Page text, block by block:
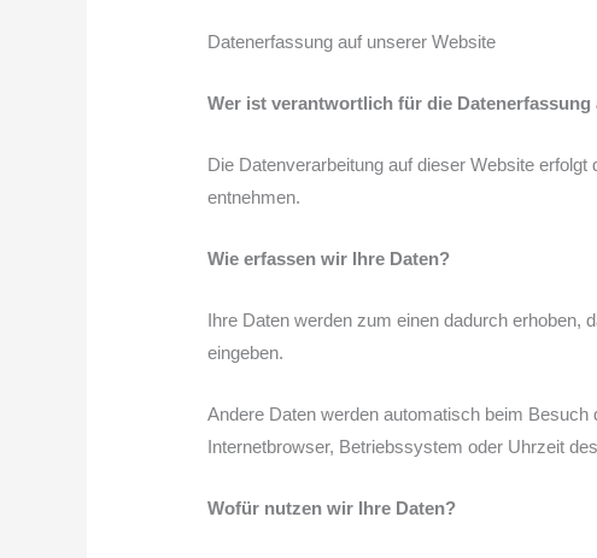
Datenerfassung auf unserer Website
Wer ist verantwortlich für die Datenerfassung
Die Datenverarbeitung auf dieser Website
entnehmen.
Wie erfassen wir Ihre Daten?
Ihre Daten werden zum einen dadurch erhoben,
eingeben.
Andere Daten werden automatisch beim
Internetbrowser, Betriebssystem oder Uhrzeit
Wofür nutzen wir Ihre Daten?